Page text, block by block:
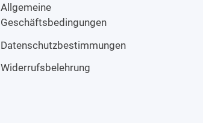
Allgemeine
Geschäftsbedingungen
Datenschutzbestimmungen
Widerrufsbelehrung